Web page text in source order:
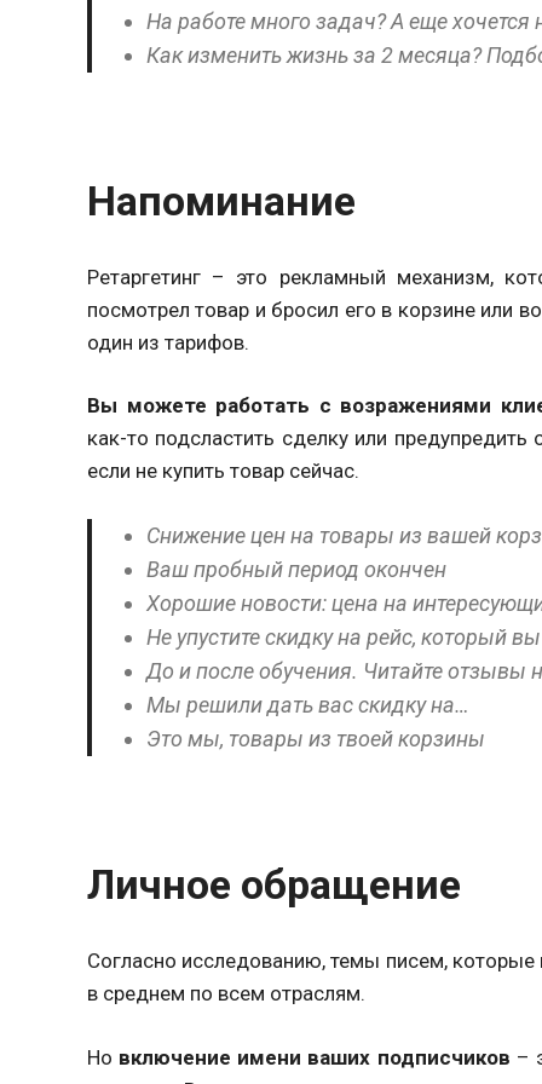
На работе много задач? А еще хочется
Как изменить жизнь за 2 месяца?
Напоминание
Ретаргетинг – это рекламный механизм,
посмотрел товар и бросил его в корзине или
один из тарифов.
Вы можете работать с возражениями
как-то подсластить сделку или
если не купить товар сейчас.
Снижение цен на товары из вашей
Ваш пробный период окончен
Хорошие новости: цена на
Не упустите скидку на рейс, который
До и после обучения. Читайте отзывы
Мы решили дать вас скидку на…
Это мы, товары из твоей корзины
Личное обращение
Согласно исследованию, темы писем,
в среднем по всем отраслям.
Но включение имени ваших подписчиков –